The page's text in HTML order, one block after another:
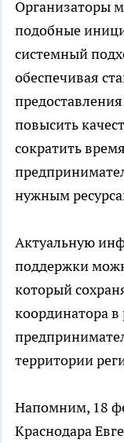
Организаторы
подобные
системный
обеспечивая
повысить
сократить
нужным
Актуальную
поддержки
который
координатора в
территории
Напомним, 18
Краснодара